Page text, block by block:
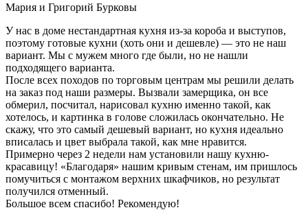
Мария и Григорий Бурковы
У нас в доме нестандартная кухня из-за короба и выступов,
поэтому готовые кухни (хоть они и дешевле) — это не наш
вариант. Мы с мужем много где были, но не нашли
подходящего варианта.
После всех походов по торговым центрам мы решили делать
на заказ под наши размеры. Вызвали замерщика, он все
обмерил, посчитал, нарисовал кухню именно такой, как
хотелось, и картинка в голове сложилась окончательно. Не
скажу, что это самый дешевый вариант, но кухня идеально
вписалась и цвет выбрала такой, как мне нравится.
Примерно через 2 недели нам установили нашу кухню-
красавицу! «Благодаря» нашим кривым стенам, им пришлось
помучиться с монтажом верхних шкафчиков, но результат
получился отменный.
Большое всем спасибо! Рекомендую!